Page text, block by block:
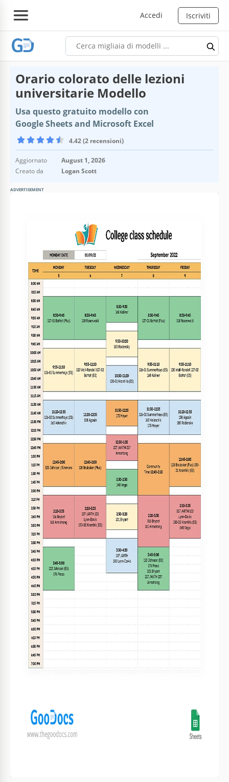
Accedi Iscriviti
Orario colorato delle lezioni
universitarie Modello
Usa questo gratuito modello con
Google Sheets and Microsoft Excel
4.42 (2 recensioni)
Aggiornato
August 1, 2026
Creato da
Logan Scott
ADVERTISEMENT